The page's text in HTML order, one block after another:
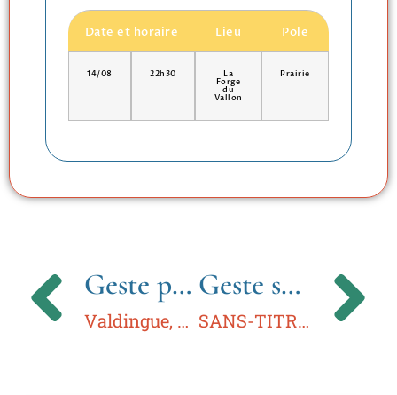
Date et horaire Lieu Pole
14/08 22h30 La
Forge
du
Vallon
Prairie
Geste précédent
Valdingue, Madame !
Geste suivant
SANS-TITRE — SANS-TITRE